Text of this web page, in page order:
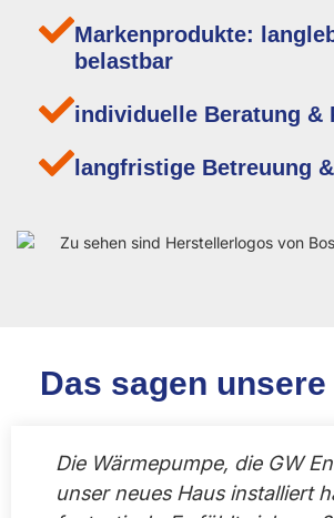
Markenprodukte:
belastbar
individuelle Beratung &
langfristige Betreuung
Das sagen
Die Wärmepumpe, die GW
unser neues Haus installiert